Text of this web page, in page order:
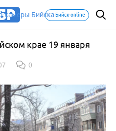
Бийск-online
крае 19 января
0